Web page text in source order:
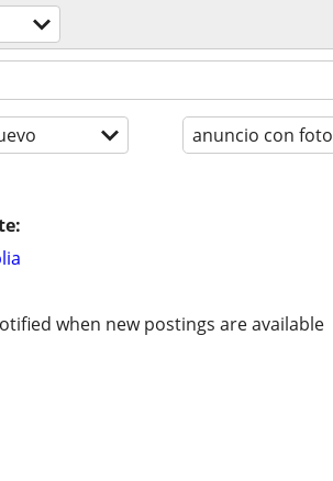
anuncio con foto
when new postings are available